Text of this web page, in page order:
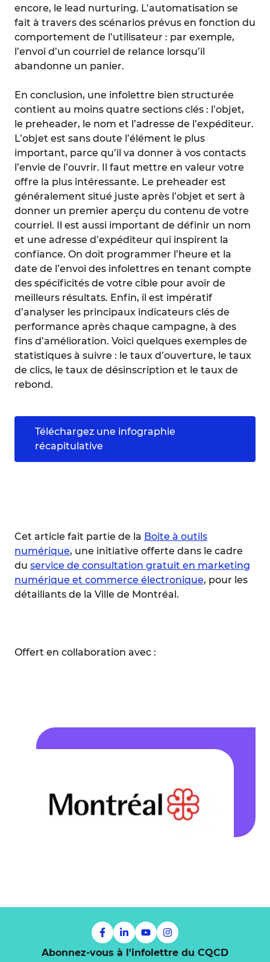
encore, le lead nurturing. L’automatisation se
fait à travers des scénarios prévus en fonction du
comportement de l’utilisateur : par exemple,
l’envoi d’un courriel de relance lorsqu’il
abandonne un panier.
En conclusion, une infolettre bien structurée
contient au moins quatre sections clés : l’objet,
le preheader, le nom et l’adresse de l’expéditeur.
L’objet est sans doute l’élément le plus
important, parce qu’il va donner à vos contacts
l’envie de l’ouvrir. Il faut mettre en valeur votre
offre la plus intéressante. Le preheader est
généralement situé juste après l’objet et sert à
donner un premier aperçu du contenu de votre
courriel. Il est aussi important de définir un nom
et une adresse d’expéditeur qui inspirent la
confiance. On doit programmer l’heure et la
date de l’envoi des infolettres en tenant compte
des spécificités de votre cible pour avoir de
meilleurs résultats. Enfin, il est impératif
d’analyser les principaux indicateurs clés de
performance après chaque campagne, à des
fins d’amélioration. Voici quelques exemples de
statistiques à suivre : le taux d’ouverture, le taux
de clics, le taux de désinscription et le taux de
rebond.
Téléchargez une infographie
récapitulative
Cet article fait partie de la Boite à outils
numérique, une initiative offerte dans le cadre
du service de consultation gratuit en marketing
numérique et commerce électronique, pour les
détaillants de la Ville de Montréal.
Offert en collaboration avec :
Abonnez-vous à l'infolettre du CQCD